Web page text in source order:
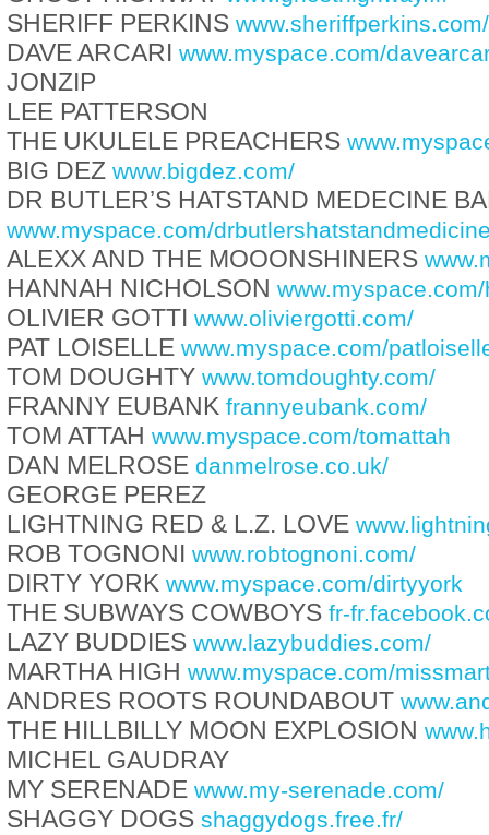
SHERIFF PERKINS
DAVE ARCARI www.myspace.com/
JONZIP
LEE PATTERSON
THE UKULELE PREACHERS
BIG DEZ www.bigdez.com/
DR BUTLER’S HATSTAND MEDECINE
www.myspace.com/
ALEXX AND THE MOOONSHINERS
HANNAH NICHOLSON
OLIVIER GOTTI www.oliviergotti.com/
PAT LOISELLE www.myspace.com/
TOM DOUGHTY www.tomdoughty.com/
FRANNY EUBANK frannyeubank.com/
TOM ATTAH www.myspace.com/tomattah
DAN MELROSE danmelrose.co.uk/
GEORGE PEREZ
LIGHTNING RED & L.Z. LOVE
ROB TOGNONI www.robtognoni.com/
DIRTY YORK www.myspace.com/dirtyyork
THE SUBWAYS COWBOYS fr-
LAZY BUDDIES www.lazybuddies.com/
MARTHA HIGH www.myspace.com/
ANDRES ROOTS ROUNDABOUT
THE HILLBILLY MOON EXPLOSION
MICHEL GAUDRAY
MY SERENADE www.my-serenade.com/
SHAGGY DOGS shaggydogs.free.fr/